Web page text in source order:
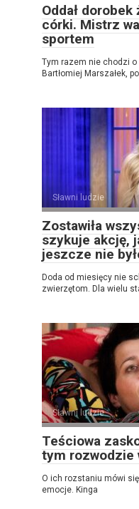
Oddał
córki. Mistrz
sportem
Tym razem nie chodzi o
Bartłomiej Marszałek,
Sławni ludzie
Zostawiła
szykuje akcję,
jeszcze nie
Doda od miesięcy nie
zwierzętom. Dla wielu
Sławni ludzie
Teściowa
tym rozwodzie
O ich rozstaniu mówi
emocje. Kinga